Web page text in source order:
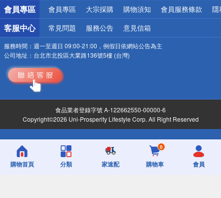
會員專區 會員專區 大宗採購 購物須知 會員服務條款 隱
客服中心 常見問題 服務公告 意見信箱
服務時間： 週一至週日 09:00-21:00，例假日依網站公告為主
公司地址： 台北市北投區大業路136號5樓 (台灣)
食品業者登錄字號 A-122662550-00000-6
Copyright©2026 Uni-Prosperity Lifestyle Corp. All Right Reserved
購物首頁 分類 家速配
0
購物車 會員